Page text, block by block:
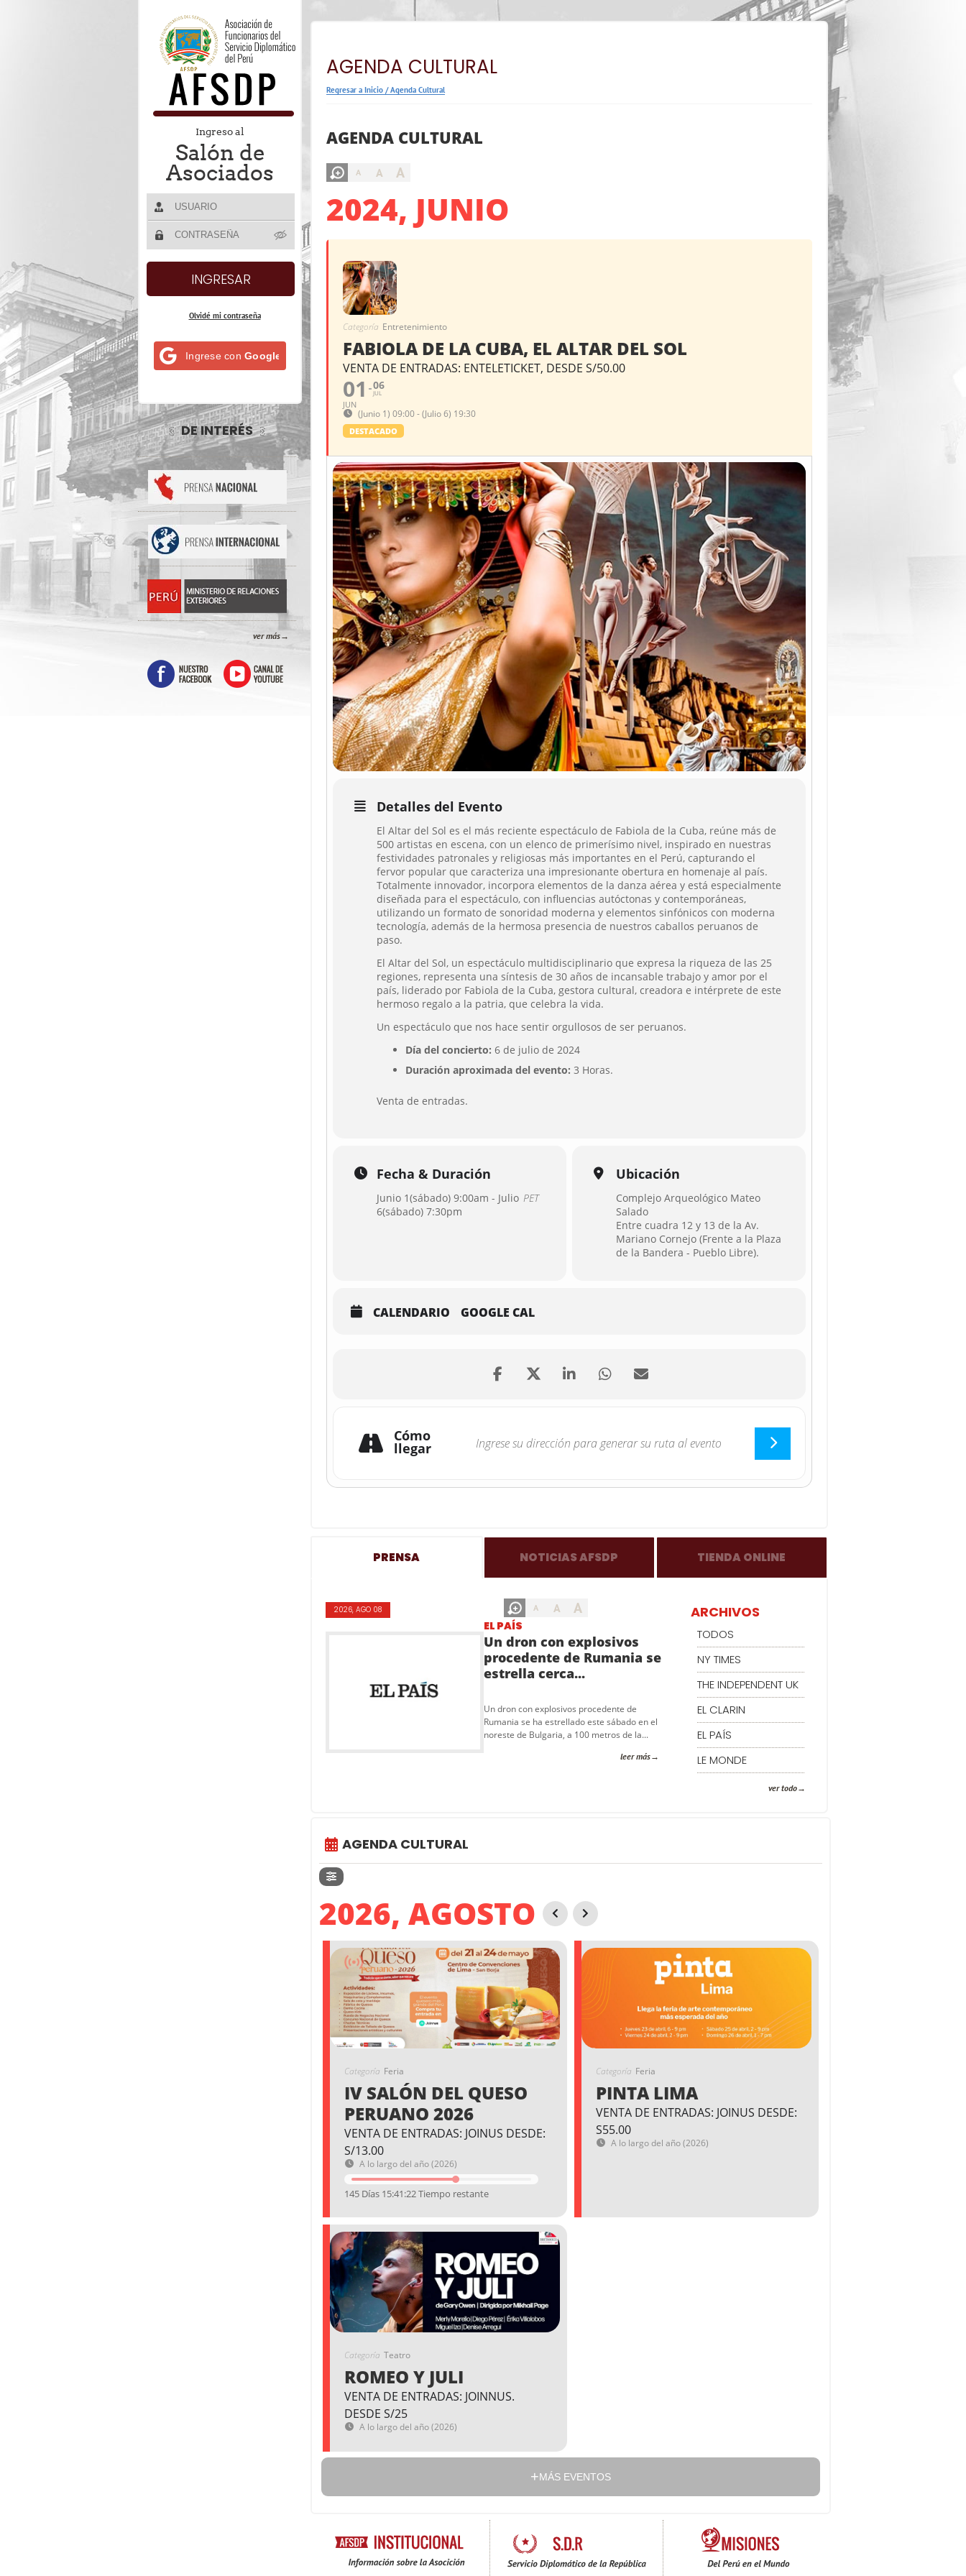
Ingreso al
Salón de
Asociados
Olvidé mi contraseña
Ingrese con Google
DE INTERÉS
ver más
AGENDA CULTURAL
Regresar a Inicio /Agenda Cultural
AGENDA CULTURAL
A A A
2024, JUNIO
Categoría Entretenimiento
FABIOLA DE LA CUBA, EL ALTAR DEL SOL
VENTA DE ENTRADAS: ENTELETICKET, DESDE S/50.00
01
JUN
06
JUL
(Junio 1) 09:00 - (Julio 6) 19:30
DESTACADO
Detalles del Evento
El Altar del Sol es el más reciente espectáculo de Fabiola de la Cuba, reúne más de
500 artistas en escena, con un elenco de primerísimo nivel, inspirado en nuestras
festividades patronales y religiosas más importantes en el Perú, capturando el
fervor popular que caracteriza una impresionante obertura en homenaje al país.
Totalmente innovador, incorpora elementos de la danza aérea y está especialmente
diseñada para el espectáculo, con influencias autóctonas y contemporáneas,
utilizando un formato de sonoridad moderna y elementos sinfónicos con moderna
tecnología, además de la hermosa presencia de nuestros caballos peruanos de
paso.
El Altar del Sol, un espectáculo multidisciplinario que expresa la riqueza de las 25
regiones, representa una síntesis de 30 años de incansable trabajo y amor por el
país, liderado por Fabiola de la Cuba, gestora cultural, creadora e intérprete de este
hermoso regalo a la patria, que celebra la vida.
Un espectáculo que nos hace sentir orgullosos de ser peruanos.
Día del concierto: 6 de julio de 2024
Duración aproximada del evento: 3 Horas.
Venta de entradas.
Fecha & Duración
Junio 1(sábado) 9:00am - Julio
6(sábado) 7:30pm
PET
Ubicación
Complejo Arqueológico Mateo
Salado
Entre cuadra 12 y 13 de la Av.
Mariano Cornejo (Frente a la Plaza
de la Bandera - Pueblo Libre).
CALENDARIO GOOGLE CAL
Cómo
llegar
PRENSA NOTICIAS AFSDP TIENDA ONLINE
A A A
2026, AGO 08
EL PAÍS
Un dron con explosivos
procedente de Rumania se
estrella cerca...
Un dron con explosivos procedente de
Rumania se ha estrellado este sábado en el
noreste de Bulgaria, a 100 metros de la...
leer más
ARCHIVOS
TODOS
NY TIMES
THE INDEPENDENT UK
EL CLARIN
EL PAÍS
LE MONDE
ver todo
AGENDA CULTURAL
2026, AGOSTO
Categoría Feria
IV SALÓN DEL QUESO
PERUANO 2026
VENTA DE ENTRADAS: JOINUS DESDE:
S/13.00
A lo largo del año (2026)
145 Días 15:41:21 Tiempo restante
Categoría Feria
PINTA LIMA
VENTA DE ENTRADAS: JOINUS DESDE:
S55.00
A lo largo del año (2026)
Categoría Teatro
ROMEO Y JULI
VENTA DE ENTRADAS: JOINNUS.
DESDE S/25
A lo largo del año (2026)
MÁS EVENTOS